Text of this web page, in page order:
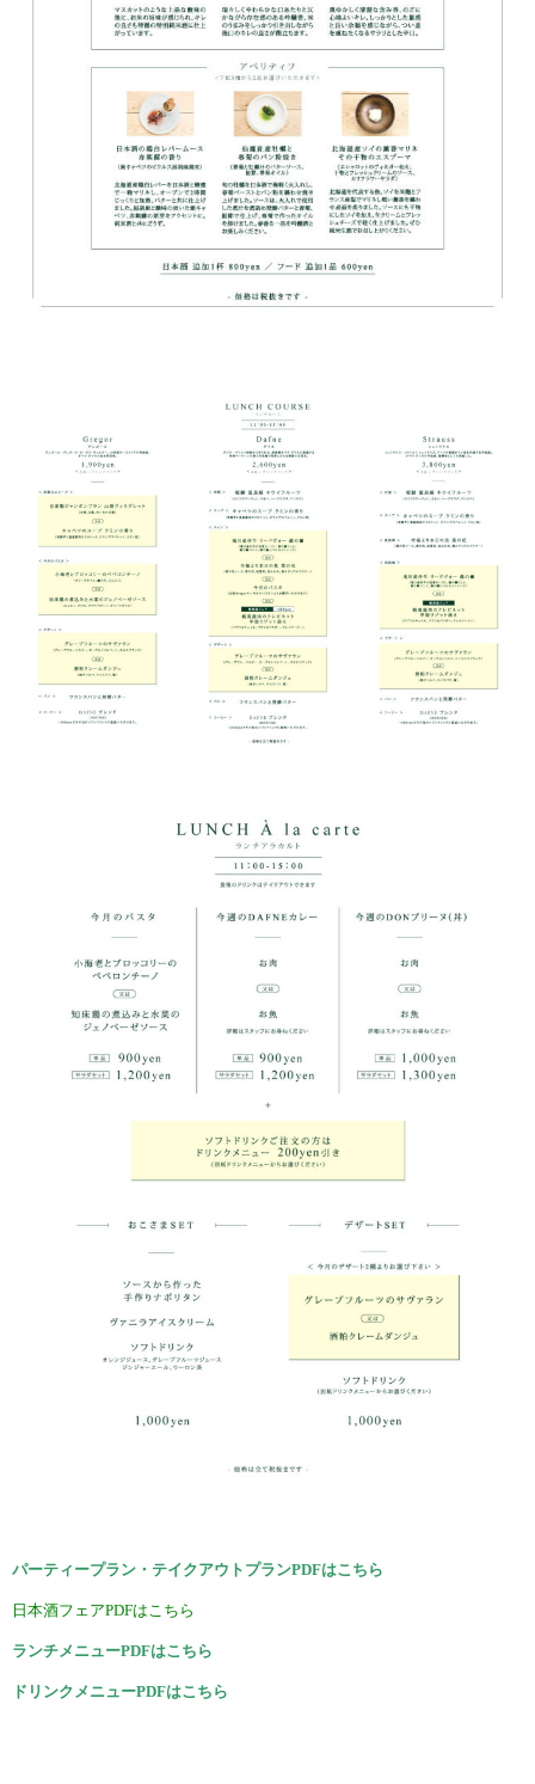
パーティープラン・テイクアウトプランPDFはこちら
日本酒フェアPDFはこちら
ランチメニューPDFはこちら
ドリンクメニューPDFはこちら